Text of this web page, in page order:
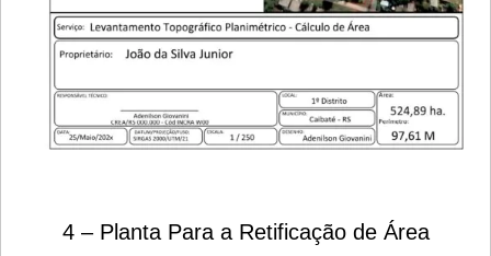
4 – Planta Para a Retificação de Área